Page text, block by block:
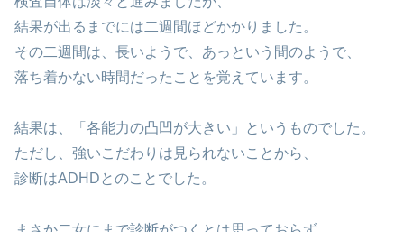
結果が出るまでには二週間ほどかかりました。
その二週間は、長いようで、あっという間のようで、
落ち着かない時間だったことを覚えています。
結果は、「各能力の凸凹が大きい」というものでした。
ただし、強いこだわりは見られないことから、
診断はADHDとのことでした。